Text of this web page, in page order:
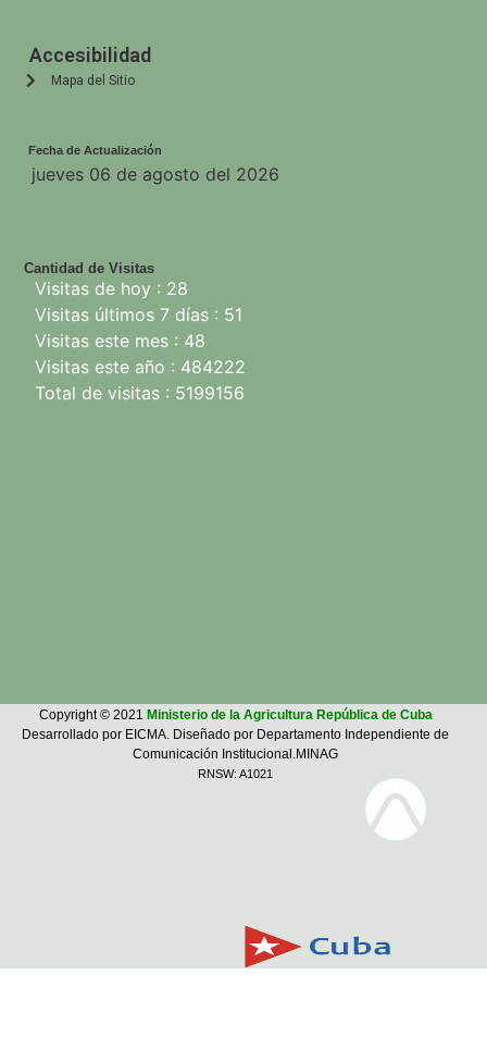
Accesibilidad
Mapa del Sitio
Fecha de Actualización
Cantidad de Visitas
Visitas de hoy : 28
Visitas últimos 7 días : 51
Visitas este mes : 48
Visitas este año : 484222
Total de visitas : 5199156
jueves 06 de agosto del 2026
Copyright © 2021 Ministerio de la Agricultura República de Cuba
Desarrollado por EICMA. Diseñado por Departamento Independiente de
Comunicación Institucional.MINAG
RNSW: A1021